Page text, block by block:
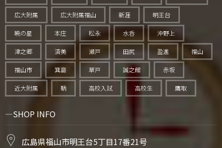
広大附属 広大附属福山 新涯 明王台
暁の星 本庄 松永 水呑 沖野上
津之郷 済美 瀬戸 田尻 盈進 福山
福山市 箕島 草戸 誠之館 赤坂
近大附属 鞆 高校入試 高校生 鷹取
SHOP INFO
広島県福山市明王台5丁目17番21号